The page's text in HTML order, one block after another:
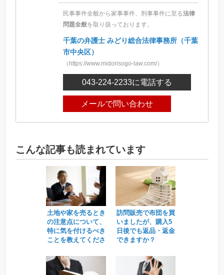
民事事件全般から家事事件、刑事事件に至る法律
問題全般を取り扱っております。
千葉の弁護士 みどり総合法律事務所（千葉
市中央区）
（https://www.midorisogo-law.com/）
043-224-2233に電話する
メールで問い合わせ
こんな記事も読まれています
土地や家を売るとき
の注意点について、
特に気を付けるべき
ことを教えてくださ
訪問販売で布団を買
いましたが、購入5
日後でも返品・返金
できますか？